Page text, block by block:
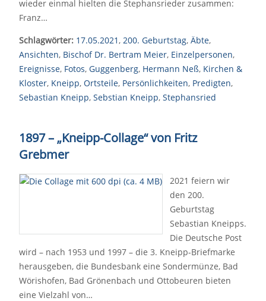
wieder einmal hielten die Stephansrieder zusammen:
Franz…
Schlagwörter: 17.05.2021, 200. Geburtstag, Äbte,
Ansichten, Bischof Dr. Bertram Meier, Einzelpersonen,
Ereignisse, Fotos, Guggenberg, Hermann Neß, Kirchen &
Kloster, Kneipp, Ortsteile, Persönlichkeiten, Predigten,
Sebastian Kneipp, Sebstian Kneipp, Stephansried
1897 – „Kneipp-Collage“ von Fritz
Grebmer
2021 feiern wir
den 200.
Geburtstag
Sebastian Kneipps.
Die Deutsche Post
wird – nach 1953 und 1997 – die 3. Kneipp-Briefmarke
herausgeben, die Bundesbank eine Sondermünze, Bad
Wörishofen, Bad Grönenbach und Ottobeuren bieten
eine Vielzahl von…